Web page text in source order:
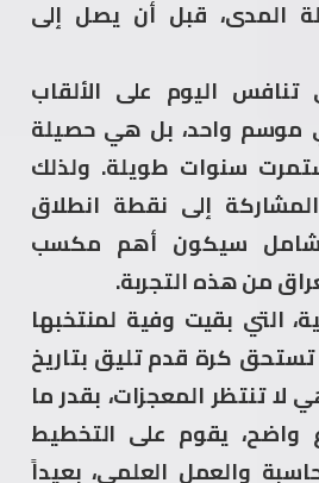
المدى، قبل أن يصل إلى
تنافس اليوم على الألقاب
موسم واحد، بل هي حصيلة
سنوات طويلة. ولذلك
إلى نقطة انطلاق
سيكون أهم مكسب
من هذه التجربة.
التي بقيت وفية لمنتخبها
كرة قدم تليق بتاريخ
لا تنتظر المعجزات، بقدر ما
واضح، يقوم على التخطيط
والعمل العلمي، بعيداً